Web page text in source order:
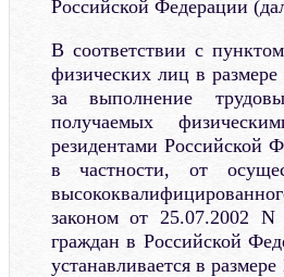
Российской Федерации
В соответствии с
физических лиц в
за выполнение
получаемых
резидентами Российской
в частности, от
законом от 25.07.2002
граждан в Российской
устанавливается в